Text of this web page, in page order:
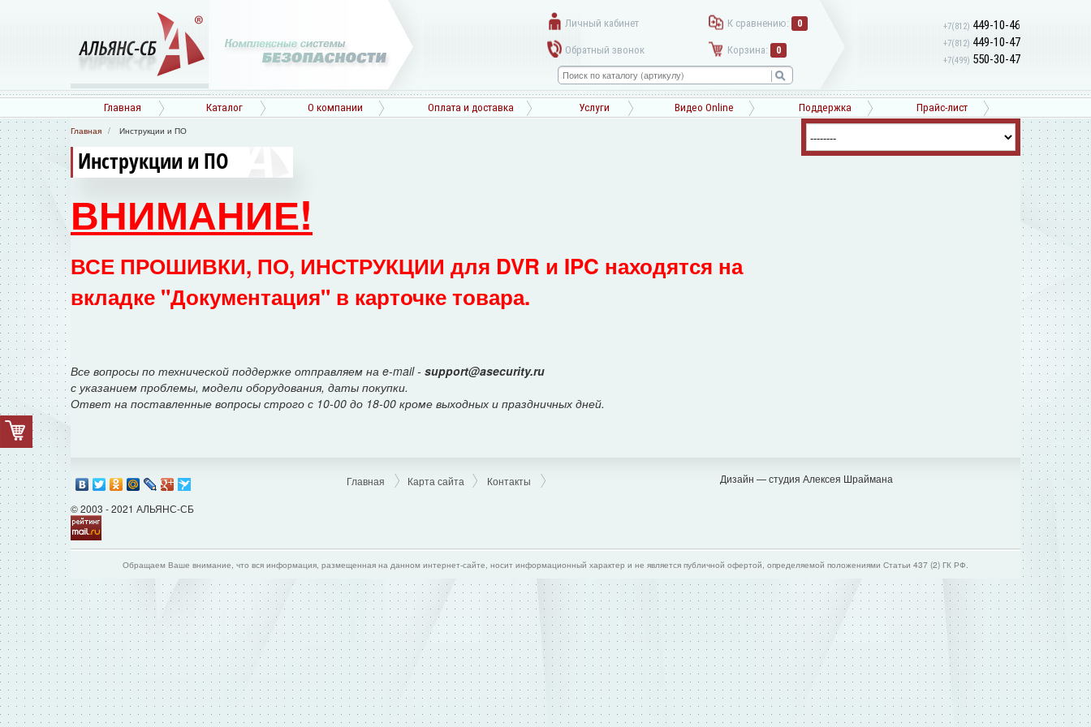
Личный кабинет К сравнению: 0
Обратный звонок Корзина: 0
+7(812) 449-10-46
+7(812) 449-10-47
+7(499) 550-30-47
Главная Каталог О компании Оплата и доставка Услуги Видео Online Поддержка Прайс-лист
Главная Инструкции и ПО
Инструкции и ПО
ВНИМАНИЕ!
ВСЕ ПРОШИВКИ, ПО, ИНСТРУКЦИИ для DVR и IPC находятся на
вкладке "Документация" в карточке товара.
Все вопросы по технической поддержке отправляем на e-mail - support@asecurity.ru
с указанием проблемы, модели оборудования, даты покупки.
Ответ на поставленные вопросы строго с 10-00 до 18-00 кроме выходных и праздничных дней.
© 2003 - 2021 АЛЬЯНС-СБ
Главная Карта сайта Контакты Дизайн — студия Алексея Шраймана
Обращаем Ваше внимание, что вся информация, размещенная на данном интернет-сайте, носит информационный характер и не является публичной офертой, определяемой положениями Статьи 437 (2) ГК РФ.